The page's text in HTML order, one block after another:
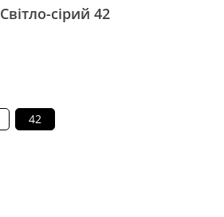
Світло-сірий 42
42